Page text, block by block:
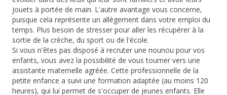
jouets à portée de main. L'autre avantage vous concerne,
puisque cela représente un allègement dans votre emploi du
temps. Plus besoin de stresser pour aller les récupérer à la
sortie de la crèche, du sport ou de l'école.
Si vous n'êtes pas disposé à recruter une nounou pour vos
enfants, vous avez la possibilité de vous tourner vers une
assistante maternelle agréée. Cette professionnelle de la
petite enfance a suivi une formation adaptée (au moins 120
heures), qui lui permet de s'occuper de jeunes enfants. Elle